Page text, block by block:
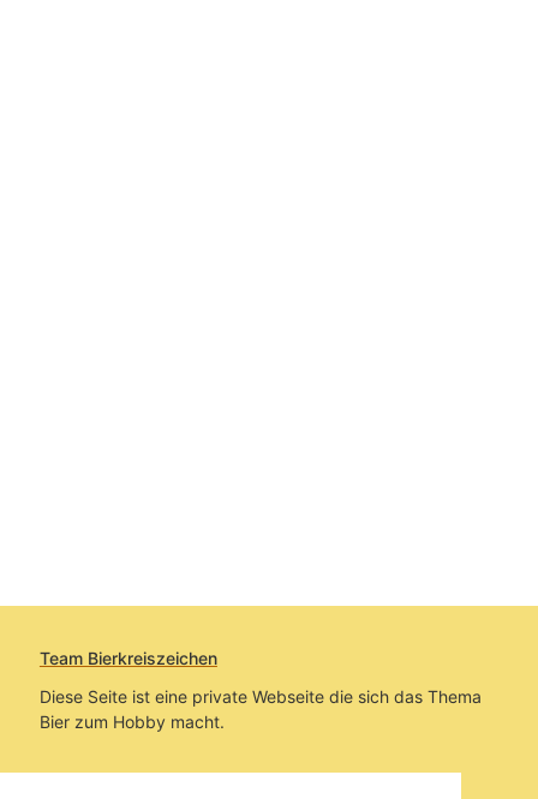
Team Bierkreiszeichen
Diese Seite ist eine private Webseite die sich das Thema
Bier zum Hobby macht.